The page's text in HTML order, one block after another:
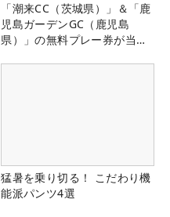
「潮来CC（茨城県）」＆「鹿
児島ガーデンGC（鹿児島
県）」の無料プレー券が当た
猛暑を乗り切る！ こだわり機
能派パンツ4選